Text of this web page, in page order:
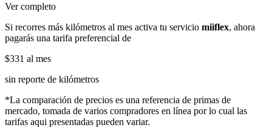
Ver completo
Si recorres más kilómetros al mes activa tu servicio miiflex, ahora
pagarás una tarifa preferencial de
$331 al mes
sin reporte de kilómetros
*La comparación de precios es una referencia de primas de
mercado, tomada de varios compradores en línea por lo cual las
tarifas aqui presentadas pueden variar.